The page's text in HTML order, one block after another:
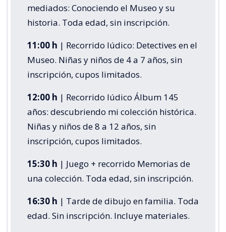
mediados: Conociendo el Museo y su
historia. Toda edad, sin inscripción.
11:00 h | Recorrido lúdico: Detectives en el
Museo. Niñas y niños de 4 a 7 años, sin
inscripción, cupos limitados.
12:00 h | Recorrido lúdico Álbum 145
años: descubriendo mi colección histórica.
Niñas y niños de 8 a 12 años, sin
inscripción, cupos limitados.
15:30 h | Juego + recorrido Memorias de
una colección. Toda edad, sin inscripción.
16:30 h | Tarde de dibujo en familia. Toda
edad. Sin inscripción. Incluye materiales.